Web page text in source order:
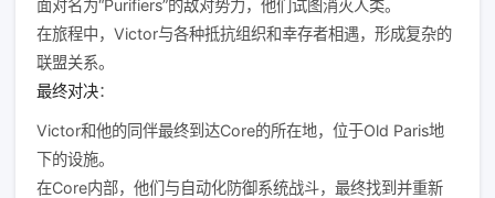
面对名为“Purifiers”的敌对势力，他们试图消灭人类。
在旅程中，Victor与各种抵抗组织和幸存者相遇，形成复杂的
联盟关系。
最终对决：
Victor和他的同伴最终到达Core的所在地，位于Old Paris地
下的设施。
在Core内部，他们与自动化防御系统战斗，最终找到并重新